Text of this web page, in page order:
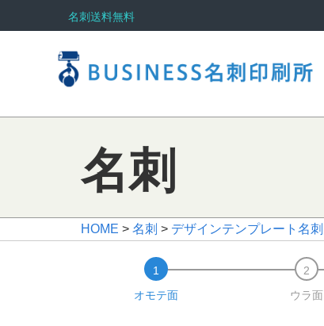
名刺送料無料
名刺
HOME > 名刺 > デザインテンプレート名刺
オモテ面 ウラ面